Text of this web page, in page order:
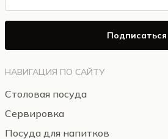
НАВИГАЦИЯ ПО САЙТУ
Столовая посуда
Сервировка
Посуда для напитков
Подписаться